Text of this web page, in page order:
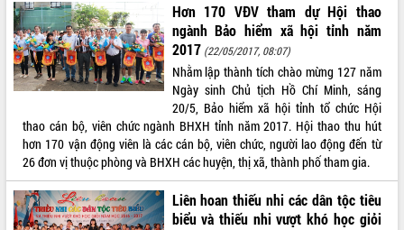
Hơn 170 VĐV tham dự Hội thao
ngành Bảo hiểm xã hội tỉnh năm
2017 (22/05/2017, 08:07)
Nhằm lập thành tích chào mừng 127 năm
Ngày sinh Chủ tịch Hồ Chí Minh, sáng
20/5, Bảo hiểm xã hội tỉnh tổ chức Hội
thao cán bộ, viên chức ngành BHXH tỉnh năm 2017. Hội thao thu hút
hơn 170 vận động viên là các cán bộ, viên chức, người lao động đến từ
26 đơn vị thuộc phòng và BHXH các huyện, thị xã, thành phố tham gia.
Liên hoan thiếu nhi các dân tộc tiêu
biểu và thiếu nhi vượt khó học giỏi